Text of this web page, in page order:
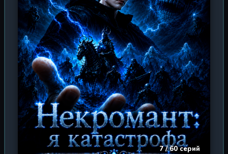
классического сянься: здесь есть величественные
летающие острова, кровавые битвы с применением
тысяч техник, загадочные запретные царства и
философия, пронизанная даосскими мотивами. Это
история о становлении «бессмертного-изгоя», который,
вопреки судьбе, решил перекроить мир под себя,
выбрав путь вечного противостояния — и миру, и
самому понятию святости.
7 / 60 серий